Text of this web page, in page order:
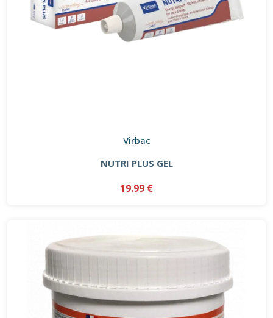
Virbac
NUTRI PLUS GEL
19.99 €